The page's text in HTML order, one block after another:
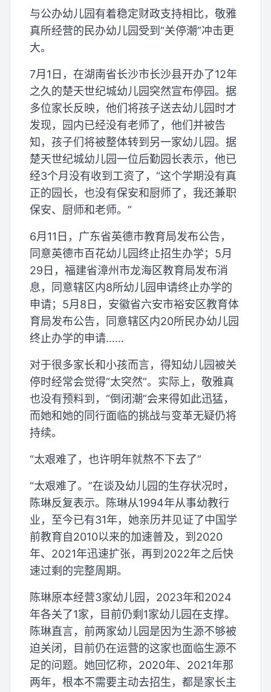
与公办幼儿园有着稳定财政支持相比，敬雅
真所经营的民办幼儿园受到“关停潮”冲击更
大。
7月1日，在湖南省长沙市长沙县开办了12年
之久的楚天世纪城幼儿园突然宣布停园。据
多位家长反映，他们将孩子送去幼儿园时才
发现，园内已经没有老师了，他们并被告
知，孩子们将被整体转到另一家幼儿园。据
楚天世纪城幼儿园一位后勤园长表示，他已
经3个月没有收到工资了，“这个学期没有真
正的园长，也没有保安和厨师了，我还兼职
保安、厨师和老师。”
6月11日，广东省英德市教育局发布公告，
同意英德市百花幼儿园终止招生办学；5月
29日，福建省漳州市龙海区教育局发布消
息，同意辖区内8所幼儿园申请终止办学的
申请；5月8日，安徽省六安市裕安区教育体
育局发布公告，同意辖区内20所民办幼儿园
终止办学的申请……
对于很多家长和小孩而言，得知幼儿园被关
停时经常会觉得“太突然”。实际上，敬雅真
也没有预料到，“倒闭潮”会来得如此迅猛，
而她和她的同行面临的挑战与变革无疑仍将
持续。
“太艰难了，也许明年就熬不下去了”
“太艰难了。”在谈及幼儿园的生存状况时，
陈琳反复表示。陈琳从1994年从事幼教行
业，至今已有31年，她亲历并见证了中国学
前教育自2010以来的加速普及，到2020
年、2021年迅速扩张，再到2022年之后快
速过剩的完整周期。
陈琳原本经营3家幼儿园，2023年和2024
年各关了1家，目前仍剩1家幼儿园在支撑。
陈琳直言，前两家幼儿园是因为生源不够被
迫关闭，目前仍在运营的这家也面临生源不
足的问题。她回忆称，2020年、2021年那
两年，根本不需要主动去招生，都是家长主